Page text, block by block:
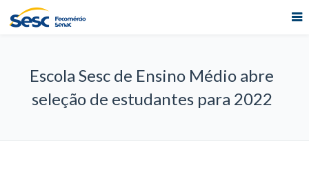
Escola Sesc de Ensino Médio abre
seleção de estudantes para 2022